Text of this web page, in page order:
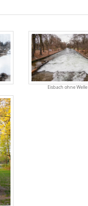
Eisbach ohne Welle